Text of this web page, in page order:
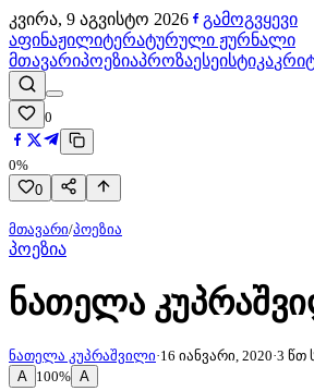
კვირა, 9 აგვისტო 2026
გამოგვყევი
აფინაჟილიტერატურული ჟურნალი
მთავარიპოეზიაპროზაესეისტიკა
0
0%
0
მთავარი/პოეზია
პოეზია
ნათელა
ნათელა კუპრაშვილი·16 იანვარი, 2020·3 წთ
A 100% A